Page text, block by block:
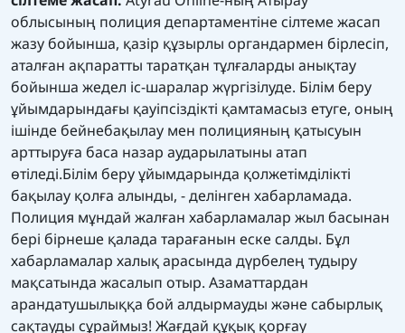
облысының полиция департаментіне сілтеме жасап
жазу бойынша, қазір құзырлы органдармен бірлесіп,
аталған ақпаратты таратқан тұлғаларды анықтау
бойынша жедел іс-шаралар жүргізілуде. Білім беру
ұйымдарындағы қауіпсіздікті қамтамасыз етуге, оның
ішінде бейнебақылау мен полицияның қатысуын
арттыруға баса назар аударылатыны атап
өтіледі.Білім беру ұйымдарында қолжетімділікті
бақылау қолға алынды, - делінген хабарламада.
Полиция мұндай жалған хабарламалар жыл басынан
бері бірнеше қалада тарағанын еске салды. Бұл
хабарламалар халық арасында дүрбелең тудыру
мақсатында жасалып отыр. Азаматтардан
арандатушылыққа бой алдырмауды және сабырлық
сақтауды сұраймыз! Жағдай құқық қорғау